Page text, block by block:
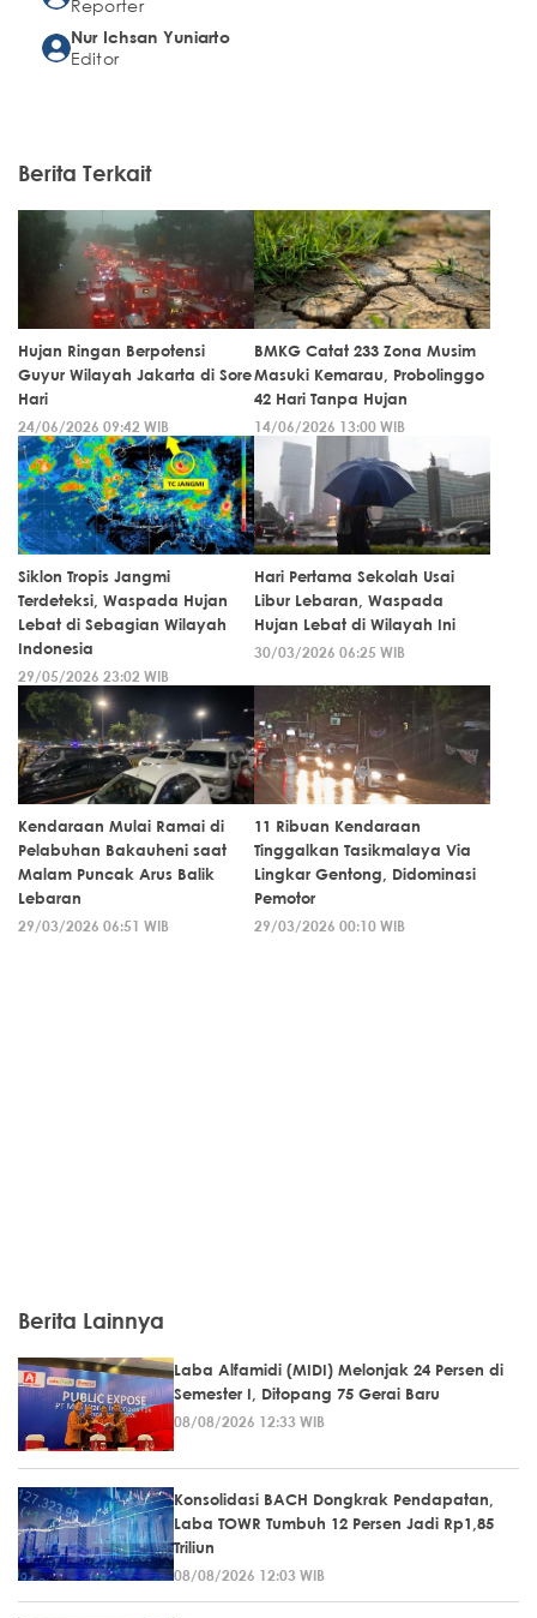
Reporter
Nur Ichsan Yuniarto
Editor
Berita Terkait
Hujan Ringan Berpotensi
Guyur Wilayah Jakarta di Sore
Hari
24/06/2026 09:42 WIB
BMKG Catat 233 Zona Musim
Masuki Kemarau, Probolinggo
42 Hari Tanpa Hujan
14/06/2026 13:00 WIB
Siklon Tropis Jangmi
Terdeteksi, Waspada Hujan
Lebat di Sebagian Wilayah
Indonesia
29/05/2026 23:02 WIB
Hari Pertama Sekolah Usai
Libur Lebaran, Waspada
Hujan Lebat di Wilayah Ini
30/03/2026 06:25 WIB
Kendaraan Mulai Ramai di
Pelabuhan Bakauheni saat
Malam Puncak Arus Balik
Lebaran
29/03/2026 06:51 WIB
11 Ribuan Kendaraan
Tinggalkan Tasikmalaya Via
Lingkar Gentong, Didominasi
Pemotor
29/03/2026 00:10 WIB
Berita Lainnya
Laba Alfamidi (MIDI) Melonjak 24 Persen di
Semester I, Ditopang 75 Gerai Baru
08/08/2026 12:33 WIB
Konsolidasi BACH Dongkrak Pendapatan,
Laba TOWR Tumbuh 12 Persen Jadi Rp1,85
Triliun
08/08/2026 12:03 WIB